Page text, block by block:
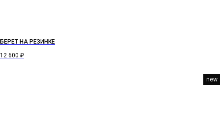
БЕРЕТ НА РЕЗИНКЕ
12 600 ₽
new